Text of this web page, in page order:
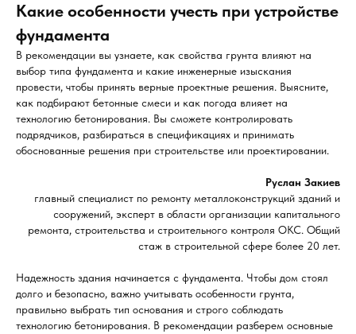
Какие особенности учесть при устройстве
фундамента
В рекомендации вы узнаете, как свойства грунта влияют на
выбор типа фундамента и какие инженерные изыскания
провести, чтобы принять верные проектные решения. Выясните,
как подбирают бетонные смеси и как погода влияет на
технологию бетонирования. Вы сможете контролировать
подрядчиков, разбираться в спецификациях и принимать
обоснованные решения при строительстве или проектировании.
Руслан Закиев
главный специалист по ремонту металлоконструкций зданий и
сооружений, эксперт в области организации капитального
ремонта, строительства и строительного контроля ОКС. Общий
стаж в строительной сфере более 20 лет.
Надежность здания начинается с фундамента. Чтобы дом стоял
долго и безопасно, важно учитывать особенности грунта,
правильно выбрать тип основания и строго соблюдать
технологию бетонирования. В рекомендации разберем основные